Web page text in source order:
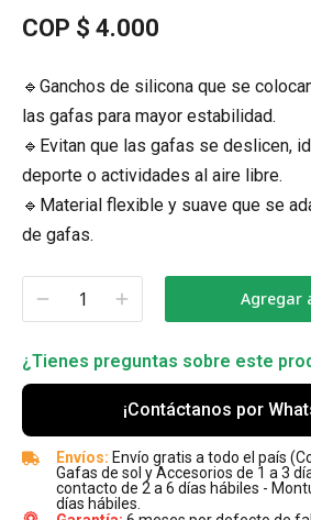
COP $ 4.000
🔹Ganchos de silicona que se
las gafas para mayor estabilidad.
🔹Evitan que las gafas se deslicen,
deporte o actividades al aire libre.
🔹Material flexible y suave que se
de gafas.
Agregar
¿Tienes preguntas sobre este
¡Contáctanos por
Envíos: Envío gratis a todo el país
Gafas de sol y Accesorios de 1 a 3
contacto de 2 a 6 días hábiles -
días hábiles.